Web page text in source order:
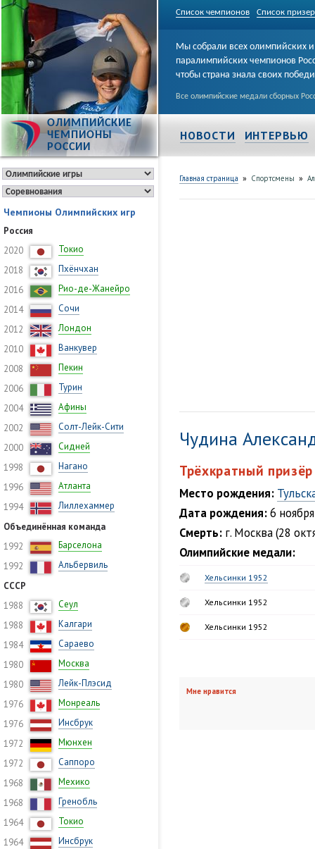
Список чемпионов Список
ОЛИМПИЙСКИЕ
ЧЕМПИОНЫ
РОССИИ
Мы собрали всех олимпийских и
паралимпийских чемпионов
чтобы страна знала своих
Все олимпийские медали сборных
НОВОСТИ ИНТЕРВЬЮ
Чемпионы Олимпийских игр
Россия
2020
Токио
2018
Пхёнчхан
2016
Рио-де-Жанейро
2014
Сочи
2012
Лондон
2010
Ванкувер
2008
Пекин
2006
Турин
2004
Афины
2002
Солт-Лейк-Сити
2000
Сидней
1998
Нагано
1996
Атланта
1994
Лиллехаммер
Объединённая команда
1992
Барселона
1992
Альбервиль
СССР
1988
Сеул
1988
Калгари
1984
Сараево
1980
Москва
1980
Лейк-Плэсид
1976
Монреаль
1976
Инсбрук
1972
Мюнхен
1972
Саппоро
1968
Мехико
1968
Гренобль
1964
Токио
1964
Инсбрук
Главная страница » Спортсмены »
Чудина
Трёхкратный
Место рождения:
Дата рождения:6
Смерть: г. Москва (28
Олимпийские медали:
Хельсинки 1952
Хельсинки 1952
Хельсинки 1952
Мне нравится